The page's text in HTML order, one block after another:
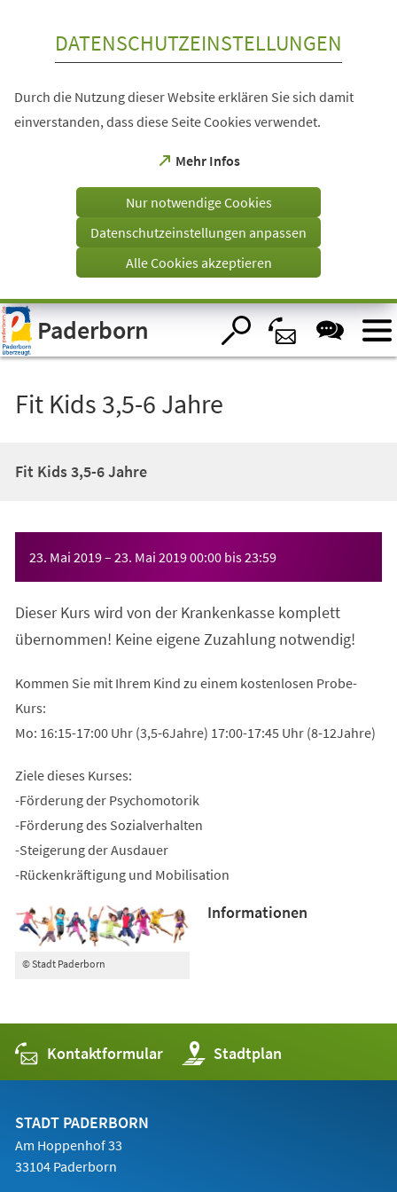
Visuelle
Assistenzsoftware
öffnen.
DATENSCHUTZEINSTELLUNGEN
Durch die Nutzung dieser Website erklären Sie sich damit
einverstanden, dass diese Seite Cookies verwendet.
Mehr Infos
(Öffnet
einem
Tab)
Nur notwendige Cookies
Datenschutzeinstellungen anpassen
Alle Cookies akzeptieren
Paderborn
Fit Kids 3,5-6 Jahre
Fit Kids 3,5-6 Jahre
23. Mai 2019– 23. Mai 201900:00 bis23:59
Dieser Kurs wird von der Krankenkasse komplett
übernommen! Keine eigene Zuzahlung notwendig!
Kommen Sie mit Ihrem Kind zu einem kostenlosen Probe-
Kurs:
Mo: 16:15-17:00 Uhr (3,5-6Jahre) 17:00-17:45 Uhr (8-12Jahre)
Ziele dieses Kurses:
-Förderung der Psychomotorik
-Förderung des Sozialverhalten
-Steigerung der Ausdauer
-Rückenkräftigung und Mobilisation
© Stadt Paderborn
Informationen
Kontaktformular Stadtplan
(Öffnet
in
einem
STADT PADERBORN
Am Hoppenhof 33
33104 Paderborn